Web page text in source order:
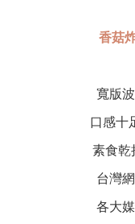
香菇
寬版
口感十
素食乾
台灣
各大